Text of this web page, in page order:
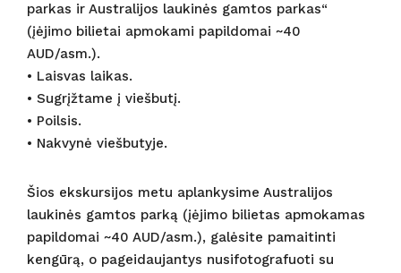
parkas ir Australijos laukinės gamtos parkas“
(įėjimo bilietai apmokami papildomai ~40
AUD/asm.).
• Laisvas laikas.
• Sugrįžtame į viešbutį.
• Poilsis.
• Nakvynė viešbutyje.
Šios ekskursijos metu aplankysime Australijos
laukinės gamtos parką (įėjimo bilietas apmokamas
papildomai ~40 AUD/asm.), galėsite pamaitinti
kengūrą, o pageidaujantys nusifotografuoti su